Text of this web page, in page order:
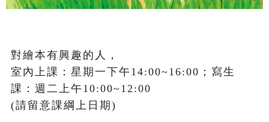
對繪本有興趣的人，
室內上課：星期一下午14:00~16:00；寫生
課：週二上午10:00~12:00
(請留意課綱上日期)